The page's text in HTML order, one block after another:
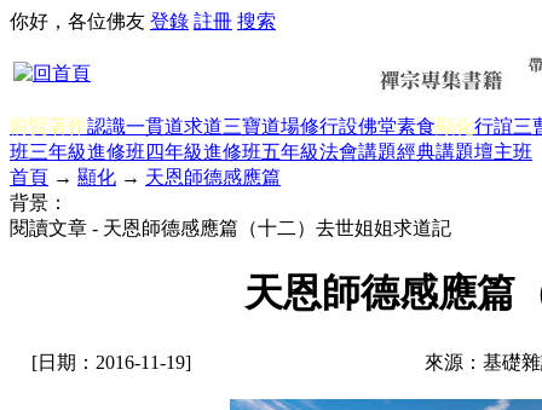
你好，各位佛友 登錄 註冊 搜索
前賢著作認識一貫道求道三寶道場修行設佛堂素食顯化行誼三
班三年級進修班四年級進修班五年級法會講題經典講題壇主班
首頁 → 顯化 → 天恩師德感應篇
背景：
閱讀文章 - 天恩師德感應篇（十二）去世姐姐求道記
天恩師德感應篇
[日期：2016-11-19] 來源：基礎